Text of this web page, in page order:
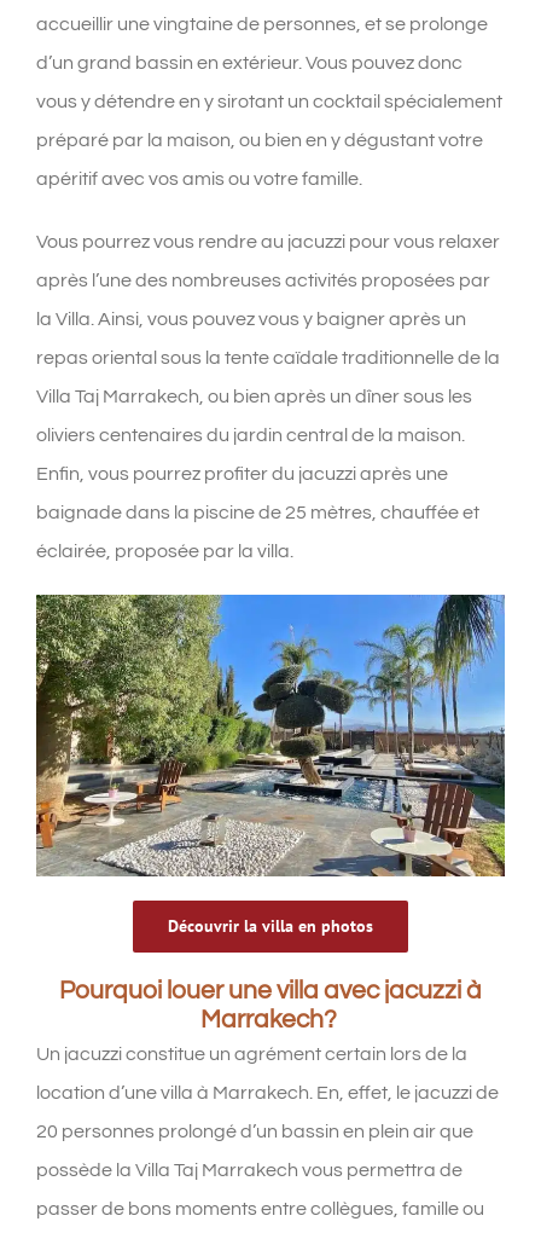
accueillir une vingtaine de personnes, et se prolonge
d’un grand bassin en extérieur. Vous pouvez donc
vous y détendre en y sirotant un cocktail spécialement
préparé par la maison, ou bien en y dégustant votre
apéritif avec vos amis ou votre famille.
Vous pourrez vous rendre au jacuzzi pour vous relaxer
après l’une des nombreuses activités proposées par
la Villa. Ainsi, vous pouvez vous y baigner après un
repas oriental sous la tente caïdale traditionnelle de la
Villa Taj Marrakech, ou bien après un dîner sous les
oliviers centenaires du jardin central de la maison.
Enfin, vous pourrez profiter du jacuzzi après une
baignade dans la piscine de 25 mètres, chauffée et
éclairée, proposée par la villa.
Découvrir la villa en photos
Pourquoi louer une villa avec jacuzzi à
Marrakech?
Un jacuzzi constitue un agrément certain lors de la
location d’une villa à Marrakech. En, effet, le jacuzzi de
20 personnes prolongé d’un bassin en plein air que
possède la Villa Taj Marrakech vous permettra de
passer de bons moments entre collègues, famille ou